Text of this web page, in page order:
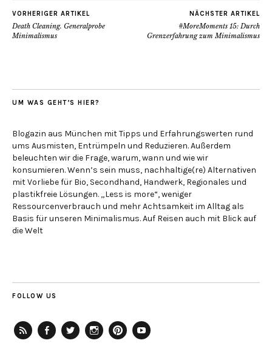
VORHERIGER ARTIKEL
Death Cleaning. Generalprobe
Minimalismus
NÄCHSTER ARTIKEL
#MoreMoments 15: Durch
Grenzerfahrung zum Minimalismus
UM WAS GEHT’S HIER?
Blogazin aus München mit Tipps und Erfahrungswerten rund
ums Ausmisten, Entrümpeln und Reduzieren. Außerdem
beleuchten wir die Frage, warum, wann und wie wir
konsumieren. Wenn’s sein muss, nachhaltige(re) Alternativen
mit Vorliebe für Bio, Secondhand, Handwerk, Regionales und
plastikfreie Lösungen. „Less is more“, weniger
Ressourcenverbrauch und mehr Achtsamkeit im Alltag als
Basis für unseren Minimalismus. Auf Reisen auch mit Blick auf
die Welt
FOLLOW US